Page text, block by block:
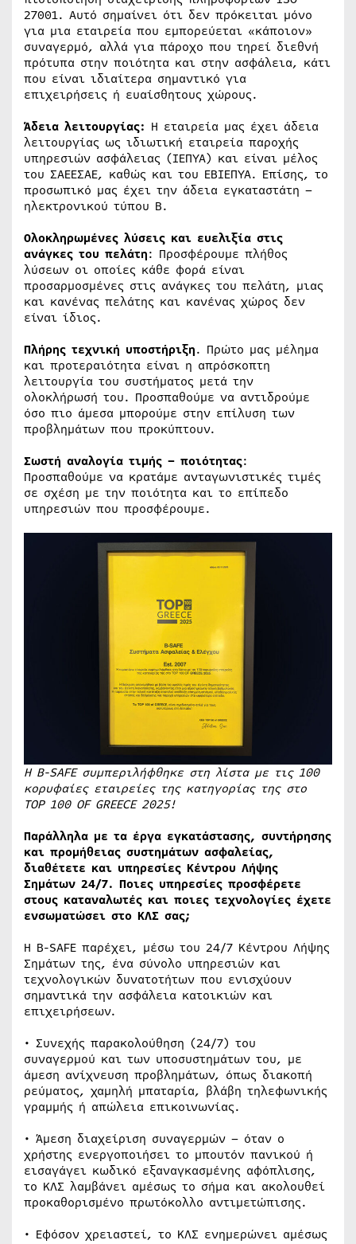
27001. Αυτό σημαίνει ότι δεν πρόκειται μόνο
για μια εταιρεία που εμπορεύεται «κάποιον»
συναγερμό, αλλά για πάροχο που τηρεί διεθνή
πρότυπα στην ποιότητα και στην ασφάλεια, κάτι
που είναι ιδιαίτερα σημαντικό για
επιχειρήσεις ή ευαίσθητους χώρους.
Άδεια λειτουργίας: Η εταιρεία μας έχει άδεια
λειτουργίας ως ιδιωτική εταιρεία παροχής
υπηρεσιών ασφάλειας (ΙΕΠΥΑ) και είναι μέλος
του ΣΑΕΕΣΑΕ, καθώς και του ΕΒΙΕΠΥΑ. Επίσης, το
προσωπικό μας έχει την άδεια εγκαταστάτη –
ηλεκτρονικού τύπου Β.
Ολοκληρωμένες λύσεις και ευελιξία στις
ανάγκες του πελάτη: Προσφέρουμε πλήθος
λύσεων οι οποίες κάθε φορά είναι
προσαρμοσμένες στις ανάγκες του πελάτη, μιας
και κανένας πελάτης και κανένας χώρος δεν
είναι ίδιος.
Πλήρης τεχνική υποστήριξη. Πρώτο μας μέλημα
και προτεραιότητα είναι η απρόσκοπτη
λειτουργία του συστήματος μετά την
ολοκλήρωσή του. Προσπαθούμε να αντιδρούμε
όσο πιο άμεσα μπορούμε στην επίλυση των
προβλημάτων που προκύπτουν.
Σωστή αναλογία τιμής – ποιότητας:
Προσπαθούμε να κρατάμε ανταγωνιστικές τιμές
σε σχέση με την ποιότητα και το επίπεδο
υπηρεσιών που προσφέρουμε.
Η B-SAFE συμπεριλήφθηκε στη λίστα με τις 100
κορυφαίες εταιρείες της κατηγορίας της στο
TOP 100 OF GREECE 2025!
Παράλληλα με τα έργα εγκατάστασης, συντήρησης
και προμήθειας συστημάτων ασφαλείας,
διαθέτετε και υπηρεσίες Κέντρου Λήψης
Σημάτων 24/7. Ποιες υπηρεσίες προσφέρετε
στους καταναλωτές και ποιες τεχνολογίες έχετε
ενσωματώσει στο ΚΛΣ σας;
Η B-SAFE παρέχει, μέσω του 24/7 Κέντρου Λήψης
Σημάτων της, ένα σύνολο υπηρεσιών και
τεχνολογικών δυνατοτήτων που ενισχύουν
σημαντικά την ασφάλεια κατοικιών και
επιχειρήσεων.
• Συνεχής παρακολούθηση (24/7) του
συναγερμού και των υποσυστημάτων του, με
άμεση ανίχνευση προβλημάτων, όπως διακοπή
ρεύματος, χαμηλή μπαταρία, βλάβη τηλεφωνικής
γραμμής ή απώλεια επικοινωνίας.
• Άμεση διαχείριση συναγερμών – όταν ο
χρήστης ενεργοποιήσει το μπουτόν πανικού ή
εισαγάγει κωδικό εξαναγκασμένης αφόπλισης,
το ΚΛΣ λαμβάνει αμέσως το σήμα και ακολουθεί
προκαθορισμένο πρωτόκολλο αντιμετώπισης.
• Εφόσον χρειαστεί, το ΚΛΣ ενημερώνει αμέσως